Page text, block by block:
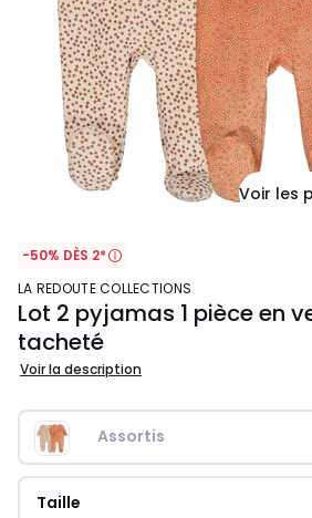
Voir les
-50% DÈS 2*
LA REDOUTE COLLECTIONS
Lot 2 pyjamas 1 pièce en
tacheté
Voir la description
Assortis
Taille